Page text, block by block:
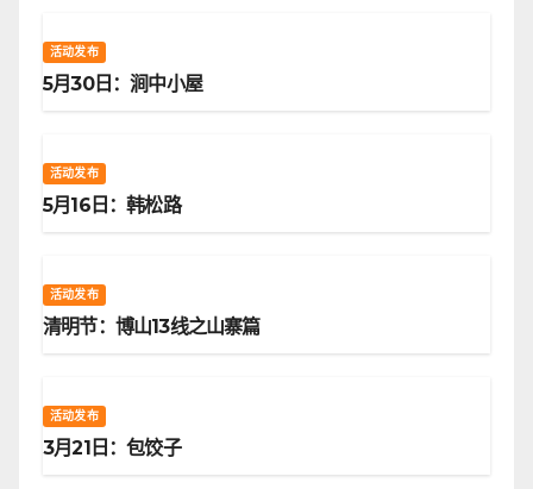
活动发布
5月30日：涧中小屋
活动发布
5月16日：韩松路
活动发布
清明节：博山13线之山寨篇
活动发布
3月21日：包饺子